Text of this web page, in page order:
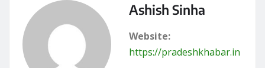
https://pradeshkhabar.in